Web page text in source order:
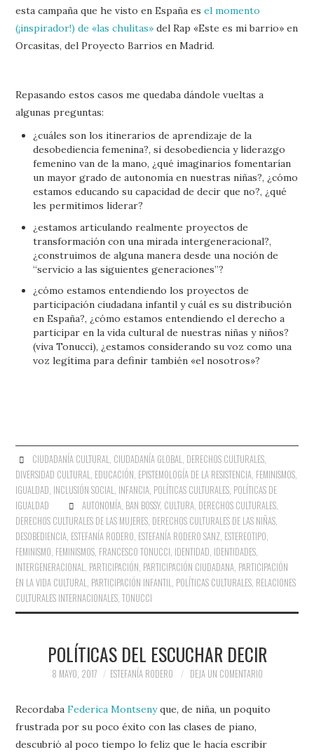
esta campaña que he visto en España esel momento
(¡inspirador!) de «las chulitas» del Rap «Este es mi barrio» en
Orcasitas, del Proyecto Barrios en Madrid.
Repasando estos casos me quedaba dándole vueltas a
algunas preguntas:
¿cuáles son los itinerarios de aprendizaje de la
desobediencia femenina?, si desobediencia y liderazgo
femenino van de la mano, ¿qué imaginarios fomentarían
un mayor grado de autonomía en nuestras niñas?, ¿cómo
estamos educando su capacidad de decir que no?, ¿qué
les permitimos liderar?
¿estamos articulando realmente proyectos de
transformación con una mirada intergeneracional?,
¿construimos de alguna manera desde una noción de
“servicio a las siguientes generaciones”?
¿cómo estamos entendiendo los proyectos de
participación ciudadana infantil y cuál es su distribución
en España?, ¿cómo estamos entendiendo el derecho a
participar en la vida cultural de nuestras niñas y niños?
(viva Tonucci), ¿estamos considerando su voz como una
voz legítima para definir también «el nosotros»?
CIUDADANÍA CULTURAL CIUDADANÍA GLOBAL DERECHOS CULTURALES,
DIVERSIDAD CULTURAL EDUCACIÓN EPISTEMOLOGÍA DE LA RESISTENCIA FEMINISMOS
IGUALDAD INCLUSIÓN SOCIAL INFANCIA POLÍTICAS CULTURALES POLÍTICAS DE
IGUALDAD
AUTONOMÍA, BAN BOSSY, CULTURA, DERECHOS CULTURALES,
DERECHOS CULTURALES DE LAS MUJERES DERECHOS CULTURALES DE LAS NIÑAS
DESOBEDIENCIA ESTEFANÍA RODERO ESTEFANÍA RODERO SANZ ESTEREOTIPO
FEMINISMO FEMINISMOS FRANCESCO TONUCCI IDENTIDAD IDENTIDADES
INTERGENERACIONAL PARTICIPACIÓN PARTICIPACIÓN CIUDADANA PARTICIPACIÓN
EN LA VIDA CULTURAL PARTICIPACIÓN INFANTIL POLÍTICAS CULTURALES RELACIONES
CULTURALES INTERNACIONALES ,TONUCCI
POLÍTICAS DEL ESCUCHAR DECIR
8 MAYO, 2017 ESTEFANÍA RODERO DEJA UN COMENTARIO
RecordabaFederica Montsenyque, de niña, un poquito
frustrada por su poco éxito con las clases de piano,
descubrió al poco tiempo lo feliz que le hacía escribir